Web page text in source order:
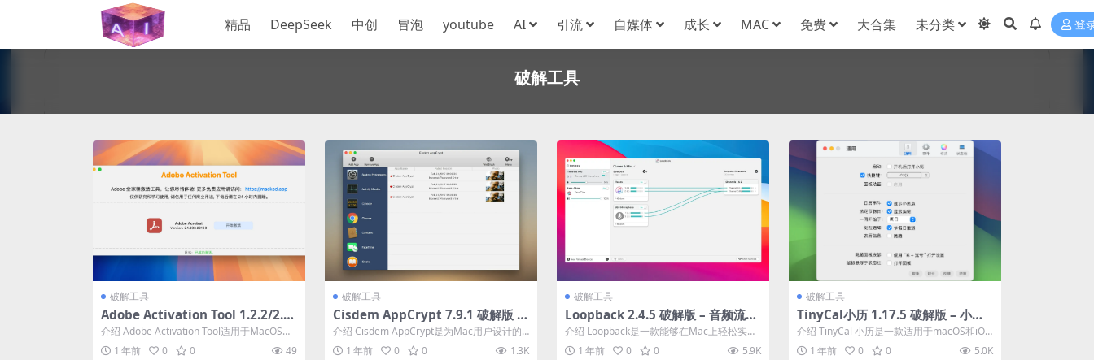
精品 DeepSeek 中创 冒泡 youtube AI 引流 自媒体 成长 MAC 免费 大合集 未分类 登
破解工具
破解工具
Adobe Activation Tool 1.2.2/2.1.
1 破解版 – Adobe 全家桶激活工具/
破解补丁
介绍 Adobe Activation Tool适用于MacOS平
台上的Adob...
1 年前 0 0 49
破解工具
Cisdem AppCrypt 7.9.1 破解版 –
macOS应用锁/加密工具
介绍 Cisdem AppCrypt是为Mac用户设计的
一款理想软件，提升电脑的...
1 年前 0 0 1.3K
破解工具
Loopback 2.4.5 破解版 – 音频流转
接的虚拟音频设备
介绍 Loopback是一款能够在Mac上轻松实现
音频传输的应用，它能将应用程序...
1 年前 0 0 5.9K
破解工具
TinyCal小历 1.17.5 破解版 – 小小
日历大大便利
介绍 TinyCal 小历是一款适用于macOS和iOS
平台的小巧精致日历应用。...
1 年前 0 0 5.0K